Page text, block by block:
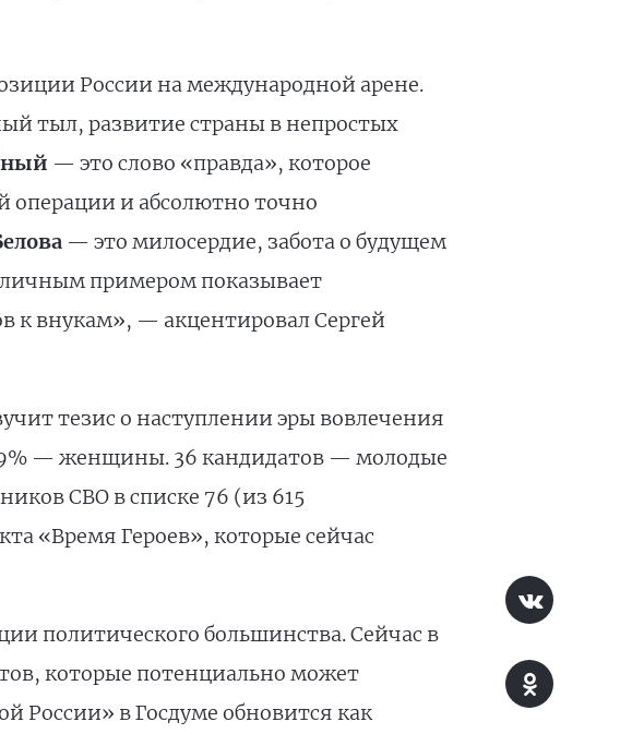
России на международной арене.
тыл, развитие страны в непростых
— это слово «правда», которое
операции и абсолютно точно
— это милосердие, забота о будущем
примером показывает
к внукам», — акцентировал Сергей
тезис о наступлении эры вовлечения
— женщины. 36 кандидатов — молодые
СВО в списке 76 (из 615
«Время Героев», которые сейчас
политического большинства. Сейчас в
которые потенциально может
России» в Госдуме обновится как